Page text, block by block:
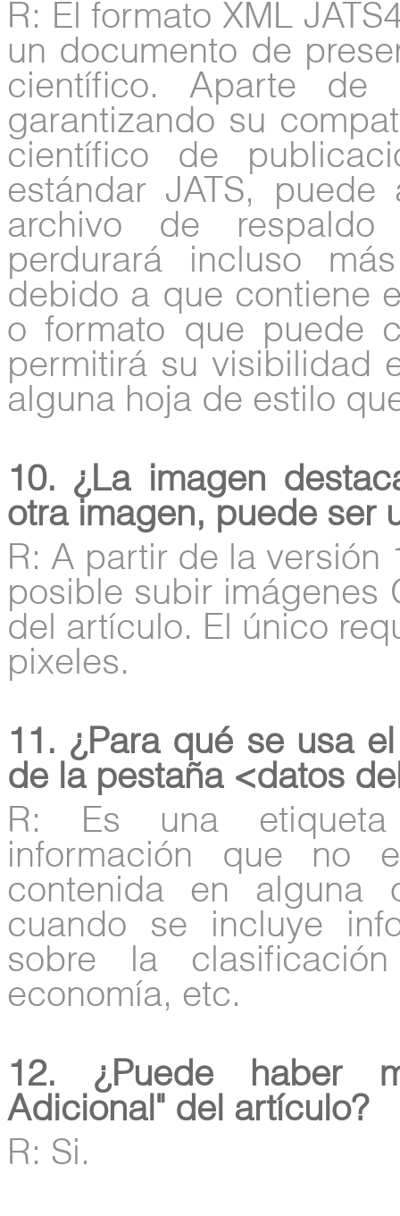
R: El formato XML
un documento de
científico. Aparte de
garantizando su
científico de
estándar JATS,
archivo de
perdurará incluso
debido a que contiene
o formato que puede
permitirá su visibilidad
alguna hoja de estilo
10. ¿La imagen
otra imagen, puede ser
R: A partir de la versión
posible subir imágenes
del artículo. El único
pixeles.
11. ¿Para qué se usa
de la pestaña <datos
R: Es una etiqueta
información que no
contenida en alguna
cuando se incluye
sobre la
economía, etc.
12. ¿Puede haber
Adicional" del artículo?
R: Si.